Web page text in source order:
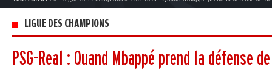
LIGUE DES CHAMPIONS
PSG-Real : Quand Mbappé prend la défense